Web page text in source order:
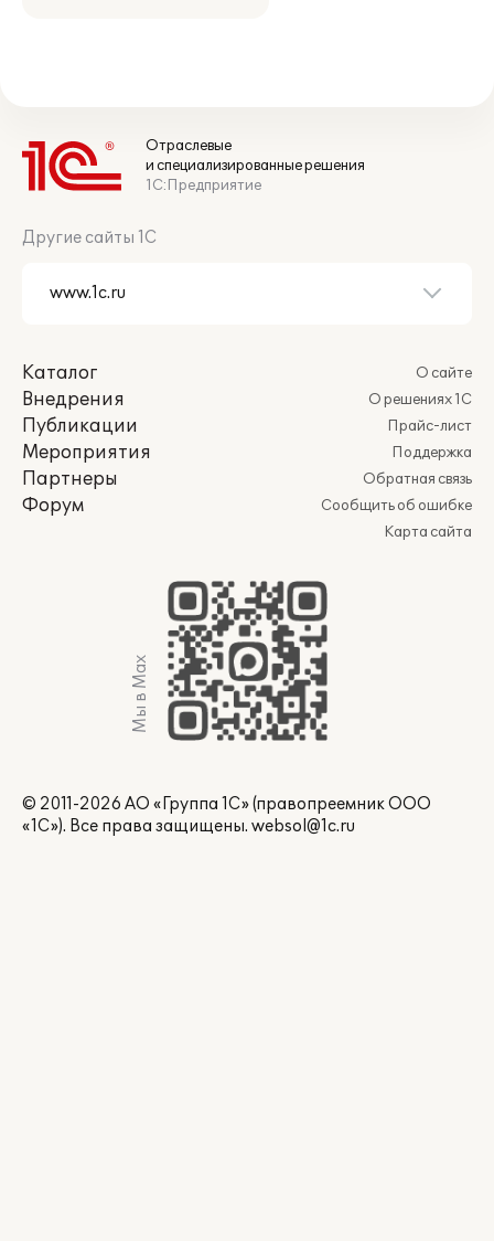
Отраслевые
и специализированные решения
1С:Предприятие
Другие сайты 1С
Каталог
Внедрения
Публикации
Мероприятия
Партнеры
Форум
О сайте
О решениях 1С
Прайс-лист
Поддержка
Обратная связь
Сообщить об ошибке
Карта сайта
Мы в Max
© 2011-2026 АО «Группа 1С» (правопреемник ООО
«1С»). Все права защищены. websol@1c.ru